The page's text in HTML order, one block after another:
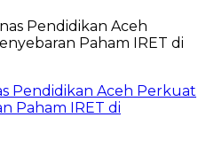
Pendidikan Aceh Perkuat
Paham IRET di